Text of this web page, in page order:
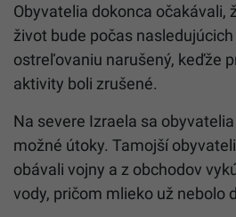
Obyvatelia dokonca očakávali,
život bude počas
ostreľovaniu narušený, keďže
aktivity boli zrušené.
Na severe Izraela sa
možné útoky. Tamojší
obávali vojny a z obchodov
vody, pričom mlieko už nebolo